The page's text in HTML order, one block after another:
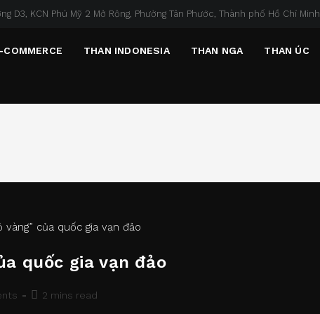
D3, KCN Phú Mỹ 2 Mở Rộng, Phường Tân Phước, Thành phố Hồ Chí Minh
COMMERCE THAN INDONESIA THAN NGA THAN ÚC
quốc gia vạn đảo
Reading
2 mins read